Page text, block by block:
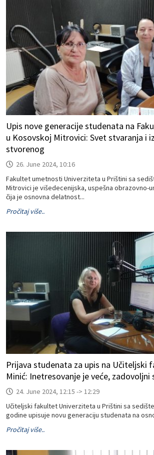
Upis nove generacije studenata na
u Kosovskoj Mitrovici: Svet stvaranja i
stvorenog
26. June 2024, 10:16
Fakultet umetnosti Univerziteta u Prištini sa
Mitrovici je višedecenijska, uspešna obrazovno-
čija je osnovna delatnost...
Pročitaj više..
Prijava studenata za upis na Učiteljski
Minić: Inetresovanje je veće,
24. June 2024, 12:15 -> 12:29
Učiteljski fakultet Univerziteta u Prištini sa
godine upisuje novu generaciju studenata na
Pročitaj više..